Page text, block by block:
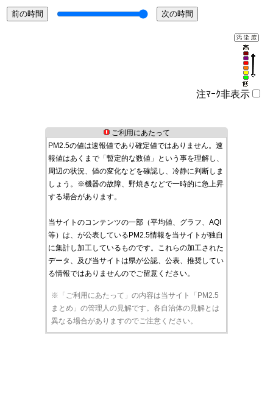
注ﾏｰｸ非表示
ご利用にあたって
PM2.5の値は速報値であり確定値ではありません。速
報値はあくまで「暫定的な数値」という事を理解し、
周辺の状況、値の変化などを確認し、冷静に判断しま
しょう。※機器の故障、野焼きなどで一時的に急上昇
する場合があります。
当サイトのコンテンツの一部（平均値、グラフ、AQI
等）は、が公表しているPM2.5情報を当サイトが独自
に集計し加工しているものです。これらの加工された
データ、及び当サイトは県が公認、公表、推奨してい
る情報ではありませんのでご留意ください。
※「ご利用にあたって」の内容は当サイト「PM2.5
まとめ」の管理人の見解です。各自治体の見解とは
異なる場合がありますのでご注意ください。